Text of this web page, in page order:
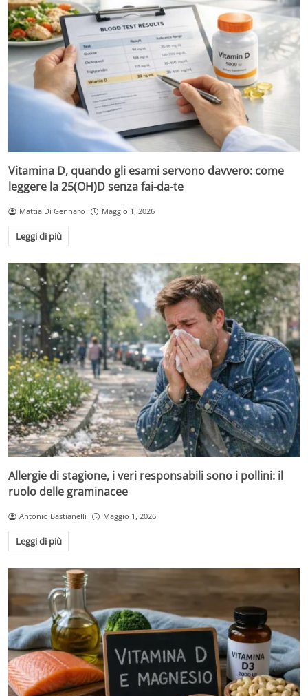
Vitamina D, quando gli esami servono davvero: come
leggere la 25(OH)D senza fai-da-te
Mattia Di Gennaro Maggio 1, 2026
Leggi di più
Allergie di stagione, i veri responsabili sono i pollini: il
ruolo delle graminacee
Antonio Bastianelli Maggio 1, 2026
Leggi di più